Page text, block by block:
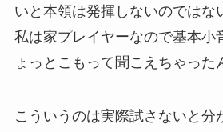
いと本領は発揮しないのではな
私は家プレイヤーなので基本小
ょっとこもって聞こえちゃった
こういうのは実際試さないと分